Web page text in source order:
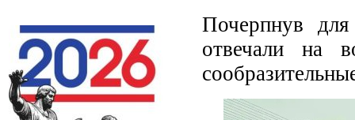
Почерпнув
отвечали на